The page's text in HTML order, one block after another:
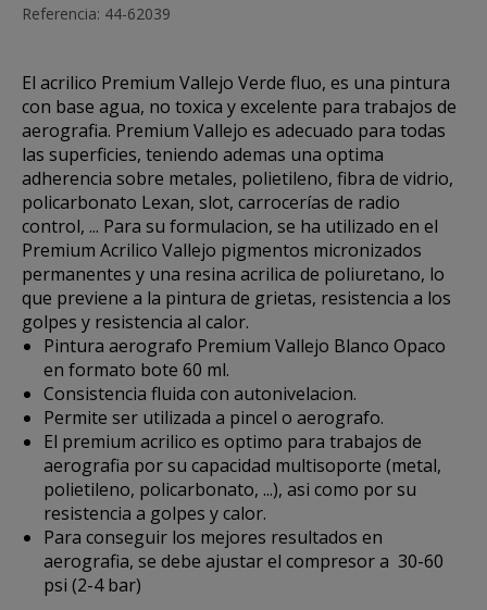
Referencia: 44-62039
El acrilico Premium Vallejo Verde fluo, es una pintura
con base agua, no toxica y excelente para trabajos de
aerografia. Premium Vallejo es adecuado para todas
las superficies, teniendo ademas una optima
adherencia sobre metales, polietileno, fibra de vidrio,
policarbonato Lexan, slot, carrocerías de radio
control, ... Para su formulacion, se ha utilizado en el
Premium Acrilico Vallejo pigmentos micronizados
permanentes y una resina acrilica de poliuretano, lo
que previene a la pintura de grietas, resistencia a los
golpes y resistencia al calor.
Pintura aerografo Premium Vallejo Blanco Opaco
en formato bote 60 ml.
Consistencia fluida con autonivelacion.
Permite ser utilizada a pincel o aerografo.
El premium acrilico es optimo para trabajos de
aerografia por su capacidad multisoporte (metal,
polietileno, policarbonato, ...), asi como por su
resistencia a golpes y calor.
Para conseguir los mejores resultados en
aerografia, se debe ajustarel compresor a 30-60
psi (2-4 bar)